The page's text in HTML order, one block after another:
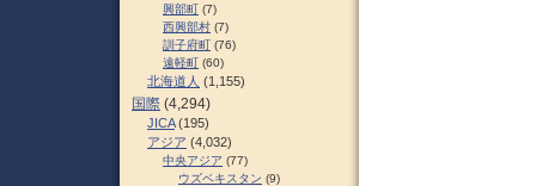
興部町 (7)
西興部村 (7)
訓子府町 (76)
遠軽町 (60)
北海道人 (1,155)
国際 (4,294)
JICA(195)
アジア (4,032)
中央アジア (77)
ウズベキスタン (9)